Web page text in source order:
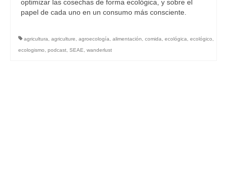
optimizar las cosechas de forma ecológica, y sobre el
papel de cada uno en un consumo más consciente.
agricultura, agriculture, agroecología, alimentación, comida, ecológica, ecológico,
ecologismo, podcast, SEAE, wanderlust